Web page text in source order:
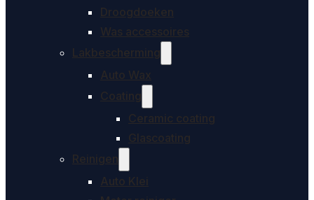
Droogdoeken
Was accessoires
Lakbescherming
Auto Wax
Coating
Ceramic coating
Glascoating
Reinigen
Auto Klei